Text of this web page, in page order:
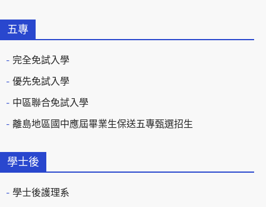
五專
完全免試入學
優先免試入學
中區聯合免試入學
離島地區國中應屆畢業生保送五專甄選招生
學士後
學士後護理系